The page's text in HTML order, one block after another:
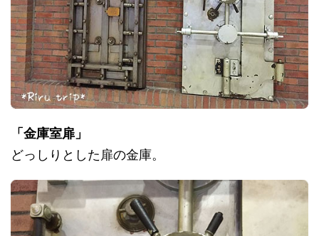
「金庫室扉」
どっしりとした扉の金庫。